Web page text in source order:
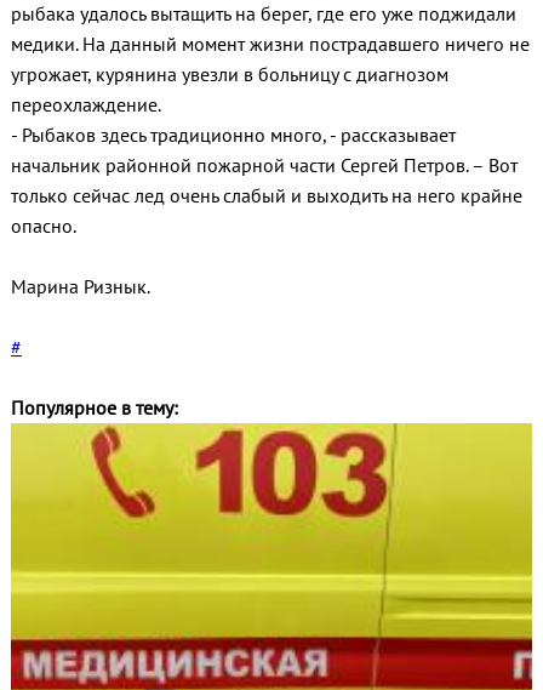
рыбака удалось вытащить на берег, где его уже поджидали
медики. На данный момент жизни пострадавшего ничего не
угрожает, курянина увезли в больницу с диагнозом
переохлаждение.
- Рыбаков здесь традиционно много, - рассказывает
начальник районной пожарной части Сергей Петров. – Вот
только сейчас лед очень слабый и выходить на него крайне
опасно.
Марина Ризнык.
#
Популярное в тему: